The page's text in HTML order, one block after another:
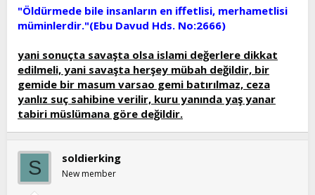
"Öldürmede bile insanların en iffetlisi, merhametlisi
müminlerdir."(Ebu Davud Hds. No:2666)
yani sonuçta savaşta olsa islami değerlere dikkat
edilmeli, yani savaşta herşey mübah değildir, bir
gemide bir masum varsao gemi batırılmaz, ceza
yanlız suç sahibine verilir, kuru yanında yaş yanar
tabiri müslümana göre değildir.
S soldierking
New member